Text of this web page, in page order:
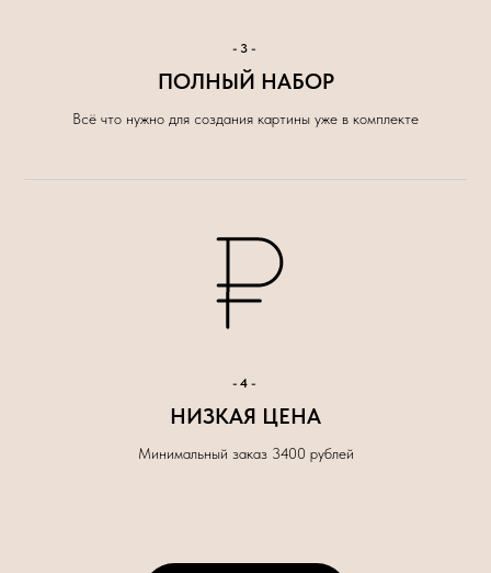
-3-
ПОЛНЫЙ НАБОР
Всё что нужно для создания картины уже в комплекте
-4-
НИЗКАЯ ЦЕНА
Минимальный заказ 3400 рублей